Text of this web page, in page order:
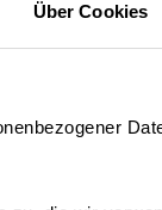
Über Cookies
die
Konfitüre,
stelle sie